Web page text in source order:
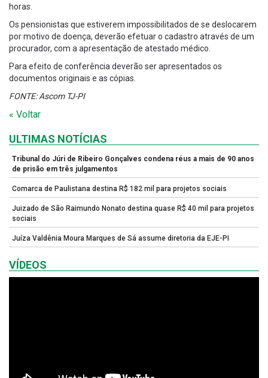
horas.
Os pensionistas que estiverem impossibilitados de se deslocarem
por motivo de doença, deverão efetuar o cadastro através de um
procurador, com a apresentação de atestado médico.
Para efeito de conferência deverão ser apresentados os
documentos originais e as cópias.
FONTE: Ascom TJ-PI
« Voltar
ULTIMAS NOTÍCIAS
Tribunal do Júri de Ribeiro Gonçalves condena réus a mais de 90 anos
de prisão em três julgamentos
Comarca de Paulistana destina R$ 182 mil para projetos sociais
Juizado de São Raimundo Nonato destina quase R$ 40 mil para projetos
sociais
Juíza Valdênia Moura Marques de Sá assume diretoria da EJE-PI
VÍDEOS